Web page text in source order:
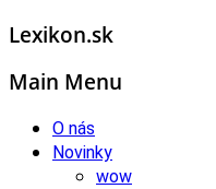
Lexikon.sk
Main Menu
O nás
Novinky
wow